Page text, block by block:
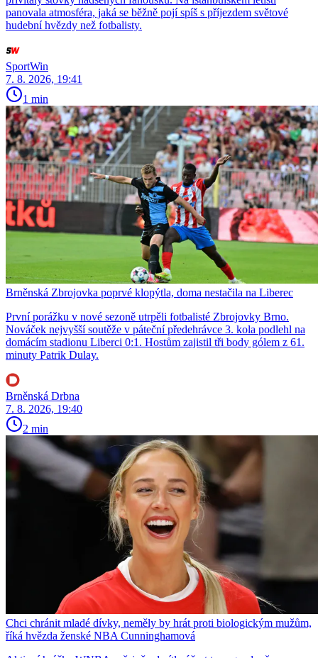
panovala atmosféra, jaká se běžně pojí spíš s příjezdem světové
hudební hvězdy než fotbalisty.
SportWin
7. 8. 2026, 19:41
1 min
Brněnská Zbrojovka poprvé klopýtla, doma nestačila na Liberec
První porážku v nové sezoně utrpěli fotbalisté Zbrojovky Brno.
Nováček nejvyšší soutěže v páteční předehrávce 3. kola podlehl na
domácím stadionu Liberci 0:1. Hostům zajistil tři body gólem z 61.
minuty Patrik Dulay.
Brněnská Drbna
7. 8. 2026, 19:40
2 min
Chci chránit mladé dívky, neměly by hrát proti biologickým mužům,
říká hvězda ženské NBA Cunninghamová